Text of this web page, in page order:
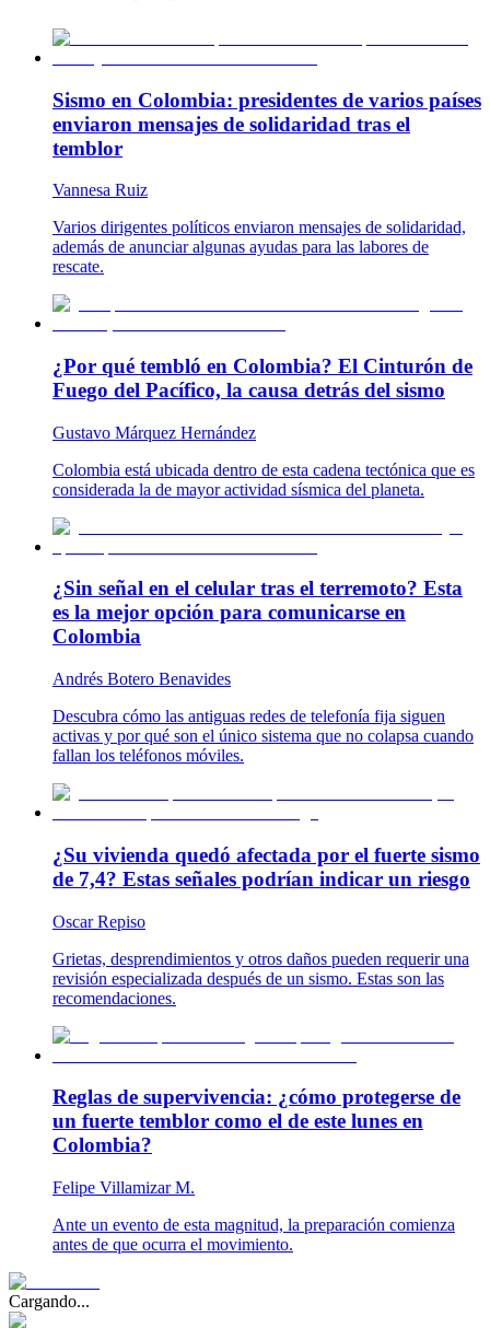
Sismo en Colombia: presidentes de varios países
enviaron mensajes de solidaridad tras el
temblor
Vannesa Ruiz
Varios dirigentes políticos enviaron mensajes de solidaridad,
además de anunciar algunas ayudas para las labores de
rescate.
¿Por qué tembló en Colombia? El Cinturón de
Fuego del Pacífico, la causa detrás del sismo
Gustavo Márquez Hernández
Colombia está ubicada dentro de esta cadena tectónica que es
considerada la de mayor actividad sísmica del planeta.
¿Sin señal en el celular tras el terremoto? Esta
es la mejor opción para comunicarse en
Colombia
Andrés Botero Benavides
Descubra cómo las antiguas redes de telefonía fija siguen
activas y por qué son el único sistema que no colapsa cuando
fallan los teléfonos móviles.
¿Su vivienda quedó afectada por el fuerte sismo
de 7,4? Estas señales podrían indicar un riesgo
Oscar Repiso
Grietas, desprendimientos y otros daños pueden requerir una
revisión especializada después de un sismo. Estas son las
recomendaciones.
Reglas de supervivencia: ¿cómo protegerse de
un fuerte temblor como el de este lunes en
Colombia?
Felipe Villamizar M.
Ante un evento de esta magnitud, la preparación comienza
antes de que ocurra el movimiento.
Cargando...